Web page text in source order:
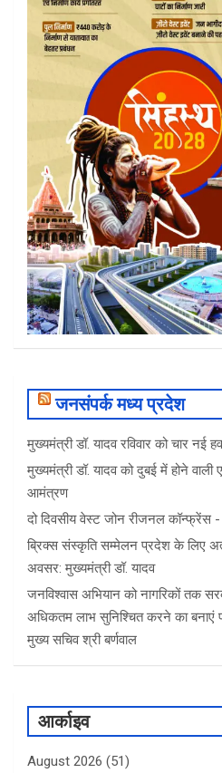
जनसंपर्क मध्य प्रदेश
मुख्यमंत्री डॉ. यादव रविवार को चार नई
मुख्यमंत्री डॉ. यादव को दुबई में होने
आमंत्रण
दो दिवसीय वेस्ट जोन रीजनल कॉन्फ्रेंस
ब्रिक्स संस्कृति सम्मेलन प्रदेश के लिए
अवसर: मुख्यमंत्री डॉ. यादव
जनविश्वास अभियान को नागरिकों तक
अधिकतम लाभ सुनिश्चित करने का बनाएं
मुख्य सचिव श्री बर्णवाल
आर्काइव
August 2026 (51)